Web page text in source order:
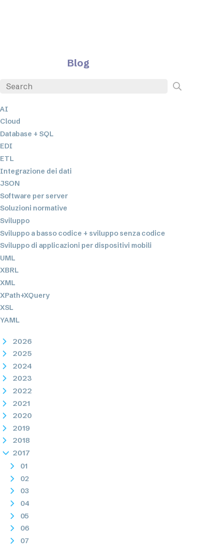
Blog
AI
Cloud
Database + SQL
EDI
ETL
Integrazione dei dati
JSON
Software per server
Soluzioni normative
Sviluppo
Sviluppo a basso codice + sviluppo senza codice
Sviluppo di applicazioni per dispositivi mobili
UML
XBRL
XML
XPath+XQuery
XSL
YAML
2026
2025
2024
2023
2022
2021
2020
2019
2018
2017
01
02
03
04
05
06
07